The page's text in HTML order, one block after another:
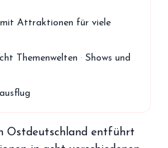
Attraktionen für viele
Themenwelten · Shows und
Ostdeutschland entführt